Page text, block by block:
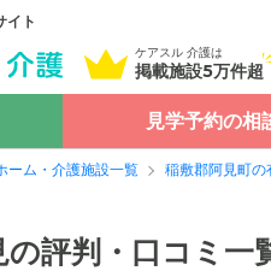
イト
ケアスル 介護は
掲載施設5万件超
見学予約の相
ーム・介護施設一覧 稲敷郡阿見町
評判・口コミ一